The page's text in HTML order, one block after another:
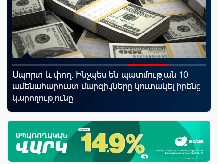
Սպորտ և փող. Ինչպես են պատմության 10
ամենահարուստ մարզիկները կուտակել իրենց
կարողությունը